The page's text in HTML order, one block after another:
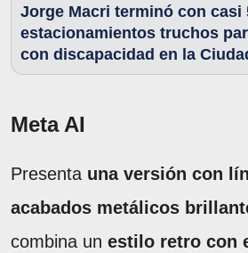
Jorge Macri terminó con casi
estacionamientos truchos
con discapacidad en la
Meta AI
Presenta una versión con
acabados metálicos
combina un estilo retro con